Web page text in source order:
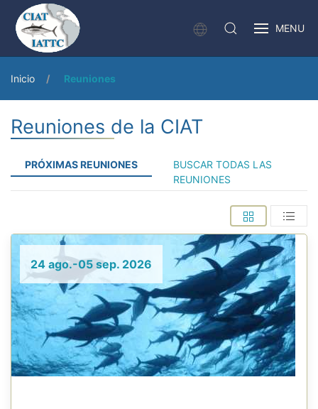
MENU
Inicio Reuniones
Reuniones de la CIAT
PRÓXIMAS REUNIONES
BUSCAR TODAS LAS
REUNIONES
24 ago.-05 sep. 2026